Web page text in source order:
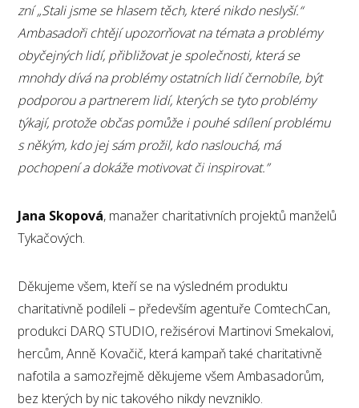
zní „Stali jsme se hlasem těch, které nikdo neslyší.“
Ambasadoři chtějí upozorňovat na témata a problémy
obyčejných lidí, přibližovat je společnosti, která se
mnohdy dívá na problémy ostatních lidí černobíle, být
podporou a partnerem lidí, kterých se tyto problémy
týkají, protože občas pomůže i pouhé sdílení problému
s někým, kdo jej sám prožil, kdo naslouchá, má
pochopení a dokáže motivovat či inspirovat.”
Jana Skopová, manažer charitativních projektů manželů
Tykačových.
Děkujeme všem, kteří se na výsledném produktu
charitativně podíleli – především agentuře ComtechCan,
produkci DARQ STUDIO, režisérovi Martinovi Smekalovi,
hercům, Anně Kovačič, která kampaň také charitativně
nafotila a samozřejmě děkujeme všem Ambasadorům,
bez kterých by nic takového nikdy nevzniklo.